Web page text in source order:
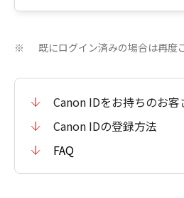
※ 既にログイン済みの場合は再度
Canon IDをお持ちのお
Canon IDの登録方法
FAQ